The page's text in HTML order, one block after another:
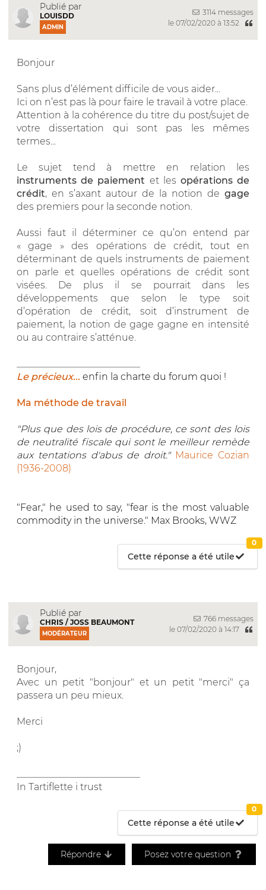
Publié par
LOUISDD
ADMIN
3114 messages
le 07/02/2020 à 13:52
Bonjour
Sans plus d’élément difficile de vous aider...
Ici on n’est pas là pour faire le travail à votre place.
Attention à la cohérence du titre du post/sujet de
votre dissertation qui sont pas les mêmes
termes...
Le sujet tend à mettre en relation les
instruments de paiement et les opérations de
crédit, en s’axant autour de la notion de gage
des premiers pour la seconde notion.
Aussi faut il déterminer ce qu’on entend par
« gage » des opérations de crédit, tout en
déterminant de quels instruments de paiement
on parle et quelles opérations de crédit sont
visées. De plus il se pourrait dans les
développements que selon le type soit
d’opération de crédit, soit d’instrument de
paiement, la notion de gage gagne en intensité
ou au contraire s’atténue.
Le précieux... enfin la charte du forum quoi !
Ma méthode de travail
"Plus que des lois de procédure, ce sont des lois
de neutralité fiscale qui sont le meilleur remède
aux tentations d'abus de droit." Maurice Cozian
(1936-2008)
"Fear," he used to say, "fear is the most valuable
commodity in the universe." Max Brooks, WWZ
Cette réponse a été utile
0
Publié par
CHRIS / JOSS BEAUMONT
MODÉRATEUR
766 messages
le 07/02/2020 à 14:17
Bonjour,
Avec un petit "bonjour" et un petit "merci" ça
passera un peu mieux.
Merci
;)
In Tartiflette i trust
Cette réponse a été utile
0
Répondre Posez votre question